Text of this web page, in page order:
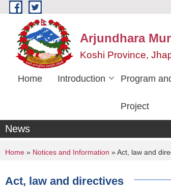
Skip to main content
Arjundhara
Koshi Province,
Home Introduction Program
Project
News
You are here
Home » Notices and Information » Act, law and
Act, law and directives